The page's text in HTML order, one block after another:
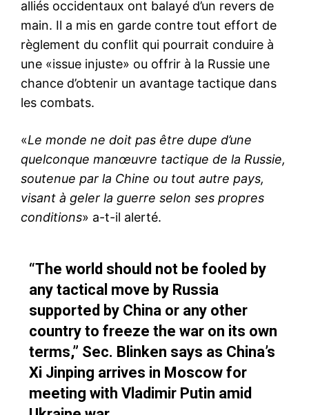
alliés occidentaux ont balayé d’un revers de
main. Il a mis en garde contre tout effort de
règlement du conflit qui pourrait conduire à
une «issue injuste» ou offrir à la Russie une
chance d’obtenir un avantage tactique dans
les combats.
«Le monde ne doit pas être dupe d’une
quelconque manœuvre tactique de la Russie,
soutenue par la Chine ou tout autre pays,
visant à geler la guerre selon ses propres
conditions» a-t-il alerté.
“The world should not be fooled by
any tactical move by Russia
supported by China or any other
country to freeze the war on its own
terms,” Sec. Blinken says as China’s
Xi Jinping arrives in Moscow for
meeting with Vladimir Putin amid